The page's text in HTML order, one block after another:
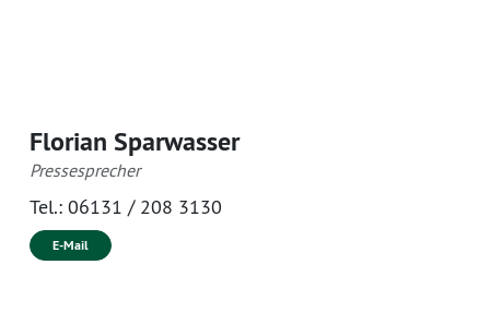
Florian Sparwasser
Pressesprecher
Tel.: 06131 / 208 3130
E-Mail